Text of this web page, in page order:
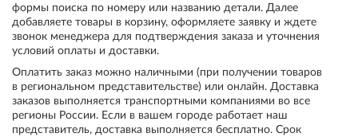
формы поиска по номеру или названию детали. Далее
добавляете товары в корзину, оформляете заявку и ждете
звонок менеджера для подтверждения заказа и уточнения
условий оплаты и доставки.
Оплатить заказ можно наличными (при получении товаров
в региональном представительстве) или онлайн. Доставка
заказов выполняется транспортными компаниями во все
регионы России. Если в вашем городе работает наш
представитель, доставка выполняется бесплатно. Срок